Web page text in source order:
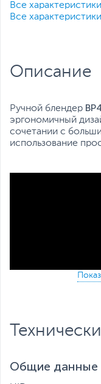
Все характеристики
Все характеристики
Описание
Ручной блендер
эргономичный
сочетании с
использование
крем или
Общие данные